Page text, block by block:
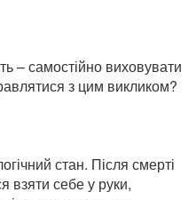
– самостійно виховувати
з цим викликом?
стан. Після смерті
взяти себе у руки,